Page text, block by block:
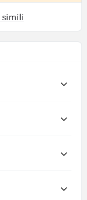
simili